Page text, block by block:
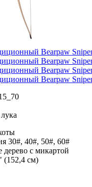
30#, 40#, 50#, 60#
дерево с микартой
(152,4 см)